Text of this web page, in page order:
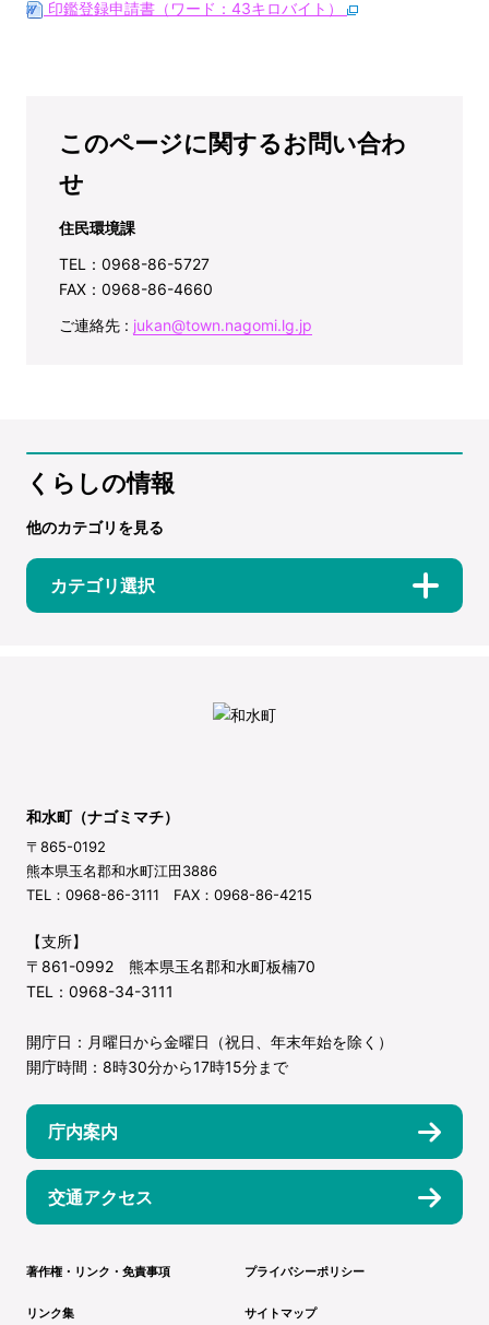
印鑑登録申請書（ワード：43キロバイト）
このページに関するお問い合わ
せ
住民環境課
TEL：0968-86-5727
FAX：0968-86-4660
ご連絡先 : jukan@town.nagomi.lg.jp
くらしの情報
他のカテゴリを見る
カテゴリ選択
和水町（ナゴミマチ）
〒865-0192
熊本県玉名郡和水町江田3886
TEL：0968-86-3111 FAX：0968-86-4215
【支所】
〒861-0992 熊本県玉名郡和水町板楠70
TEL：0968-34-3111
開庁日：月曜日から金曜日（祝日、年末年始を除く）
開庁時間：8時30分から17時15分まで
庁内案内
交通アクセス
著作権・リンク・免責事項 プライバシーポリシー
リンク集 サイトマップ